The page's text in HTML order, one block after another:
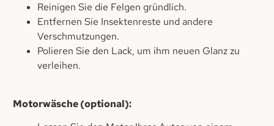
Reinigen Sie die Felgen gründlich.
Entfernen Sie Insektenreste und andere
Verschmutzungen.
Polieren Sie den Lack, um ihm neuen Glanz zu
verleihen.
Motorwäsche (optional):